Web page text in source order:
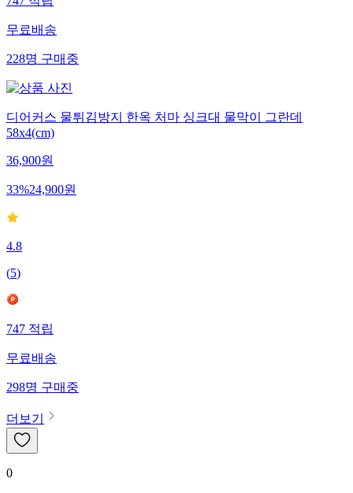
747적립
무료배송
228명구매중
디어커스 물튀김방지 한옥 처마 싱크대 물막이 그란데
58x4(cm)
36,900원
33%24,900원
4.8
(5)
747적립
무료배송
298명구매중
더보기
0